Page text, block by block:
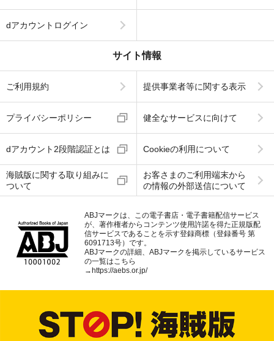
dアカウントログイン
サイト情報
ご利用規約 提供事業者等に関する表示
プライバシーポリシー 健全なサービスに向けて
dアカウント2段階認証とは Cookieの利用について
海賊版に関する取り組みに
ついて
お客さまのご利用端末から
の情報の外部送信について
ABJマークは、この電子書店・電子書籍配信サービス
が、著作権者からコンテンツ使用許諾を得た正規版配
信サービスであることを示す登録商標（登録番号 第
6091713号）です。
ABJマークの詳細、ABJマークを掲示しているサービス
の一覧はこちら
→ https://aebs.or.jp/